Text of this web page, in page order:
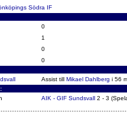
Södra IF
0
1
0
0
Assist till Mikael Dahlberg i 56
AIK - GIF Sundsvall 2 - 3